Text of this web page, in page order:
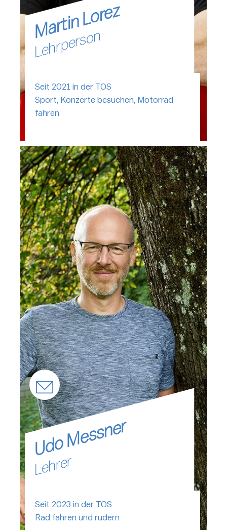
Martin Lorez
Lehrperson
Seit 2021 in der TOS
Sport, Konzerte besuchen, Motorrad
fahren
Udo Messner
Lehrer
Seit 2023 in der TOS
Rad fahren und rudern